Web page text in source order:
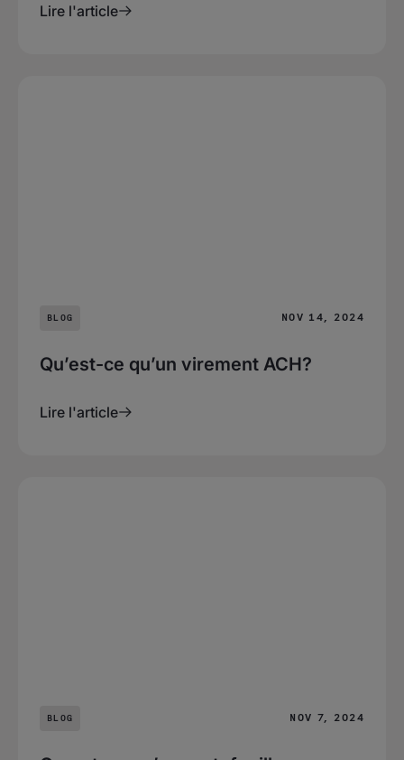
Lire l'article
BLOG NOV 14, 2024
Qu’est-ce qu’un virement ACH?
Lire l'article
BLOG NOV 7, 2024